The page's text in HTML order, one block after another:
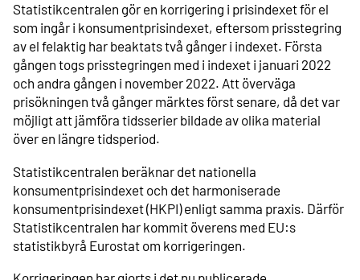
Statistikcentralen gör en korrigering i prisindexet för el
som ingår i konsumentprisindexet, eftersom prisstegring
av el felaktig har beaktats två gånger i indexet. Första
gången togs prisstegringen med i indexet i januari 2022
och andra gången i november 2022. Att överväga
prisökningen två gånger märktes först senare, då det var
möjligt att jämföra tidsserier bildade av olika material
över en längre tidsperiod.
Statistikcentralen beräknar det nationella
konsumentprisindexet och det harmoniserade
konsumentprisindexet (HKPI) enligt samma praxis. Därför
Statistikcentralen har kommit överens med EU:s
statistikbyrå Eurostat om korrigeringen.